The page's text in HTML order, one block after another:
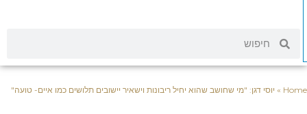
»יוסי דגן: "מי שחושב שהוא יחיל ריבונות וישאיר יישובים תלושים כמו איים- טועה"